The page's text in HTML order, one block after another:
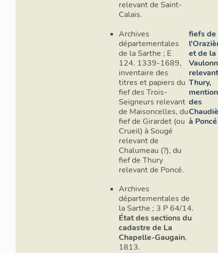
relevant de Saint-
Calais.
Archives
départementales
de la Sarthe ; E
124. 1339-1689,
inventaire des
titres et papiers du
fief des Trois-
Seigneurs relevant
de Maisoncelles, du
fief de Girardet (ou
Crueil) à Sougé
relevant de
Chalumeau (?), du
fief de Thury
relevant de Poncé.
fiefs de
et de la
Thury,
mention
des
à Poncé
Archives
départementales de
la Sarthe ; 3 P 64/14.
État des sections du
cadastre de La
Chapelle-Gaugain,
1813.